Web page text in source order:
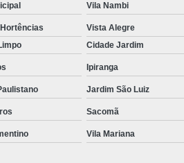
Vila Nambi
Vista Alegre
Cidade Jardim
Ipiranga
Jardim São Luiz
Sacomã
Vila Mariana